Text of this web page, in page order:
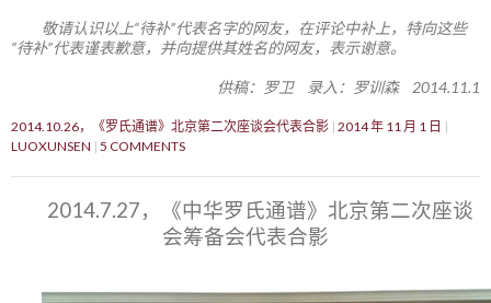
敬请认识以上“待补”代表名字的网友，在评论中补上，特向这些
“待补”代表谨表歉意，并向提供其姓名的网友，表示谢意。
供稿：罗卫 录入：罗训森 2014.11.1
2014.10.26，《罗氏通谱》北京第二次座谈会代表合影 2014 年 11 月 1 日
LUOXUNSEN 5 COMMENTS
2014.7.27，《中华罗氏通谱》北京第二次座谈
会筹备会代表合影